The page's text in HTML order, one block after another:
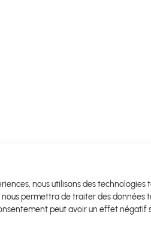
nous utilisons des
permettra de traiter des données
peut avoir un effet négatif